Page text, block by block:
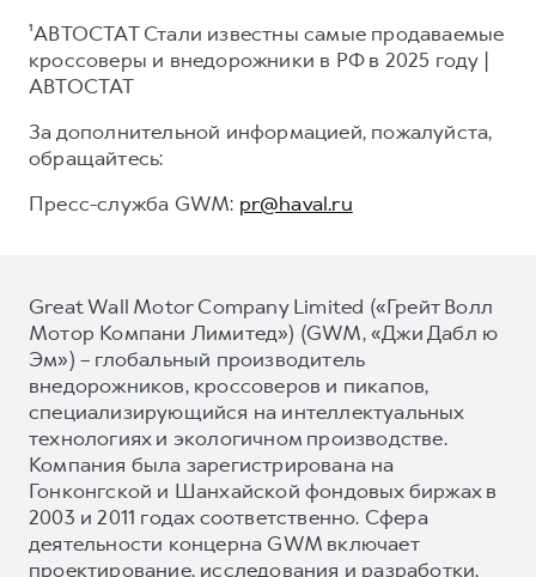
¹АВТОСТАТ Стали известны самые продаваемые
кроссоверы и внедорожники в РФ в 2025 году |
АВТОСТАТ
За дополнительной информацией, пожалуйста,
обращайтесь:
Пресс-служба GWM: pr@haval.ru
Great Wall Motor Company Limited («Грейт Волл
Мотор Компани Лимитед») (GWM, «Джи Дабл ю
Эм») – глобальный производитель
внедорожников, кроссоверов и пикапов,
специализирующийся на интеллектуальных
технологиях и экологичном производстве.
Компания была зарегистрирована на
Гонконгской и Шанхайской фондовых биржах в
2003 и 2011 годах соответственно. Сфера
деятельности концерна GWM включает
проектирование, исследования и разработки,